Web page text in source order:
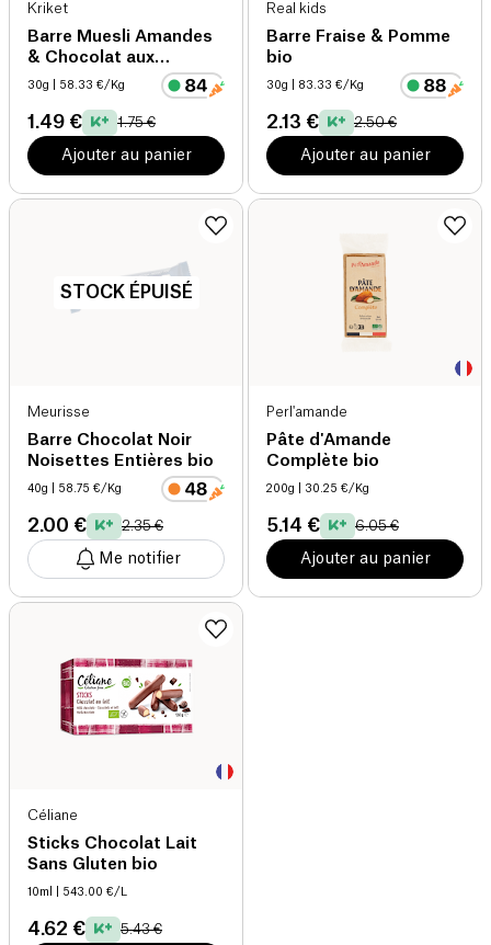
Kriket
Barre Muesli Amandes
& Chocolat aux
Protéines de Grillon
30g | 58.33 €/Kg
1.49 € 1.75 €
Ajouter au panier
Real kids
Barre Fraise & Pomme
bio
30g | 83.33 €/Kg
2.13 € 2.50 €
Ajouter au panier
STOCK ÉPUISÉ
Meurisse
Barre Chocolat Noir
Noisettes Entières bio
40g | 58.75 €/Kg
2.00 € 2.35 €
Me notifier
Perl'amande
Pâte d'Amande
Complète bio
200g | 30.25 €/Kg
5.14 € 6.05 €
Ajouter au panier
Céliane
Sticks Chocolat Lait
Sans Gluten bio
10ml | 543.00 €/L
4.62 € 5.43 €